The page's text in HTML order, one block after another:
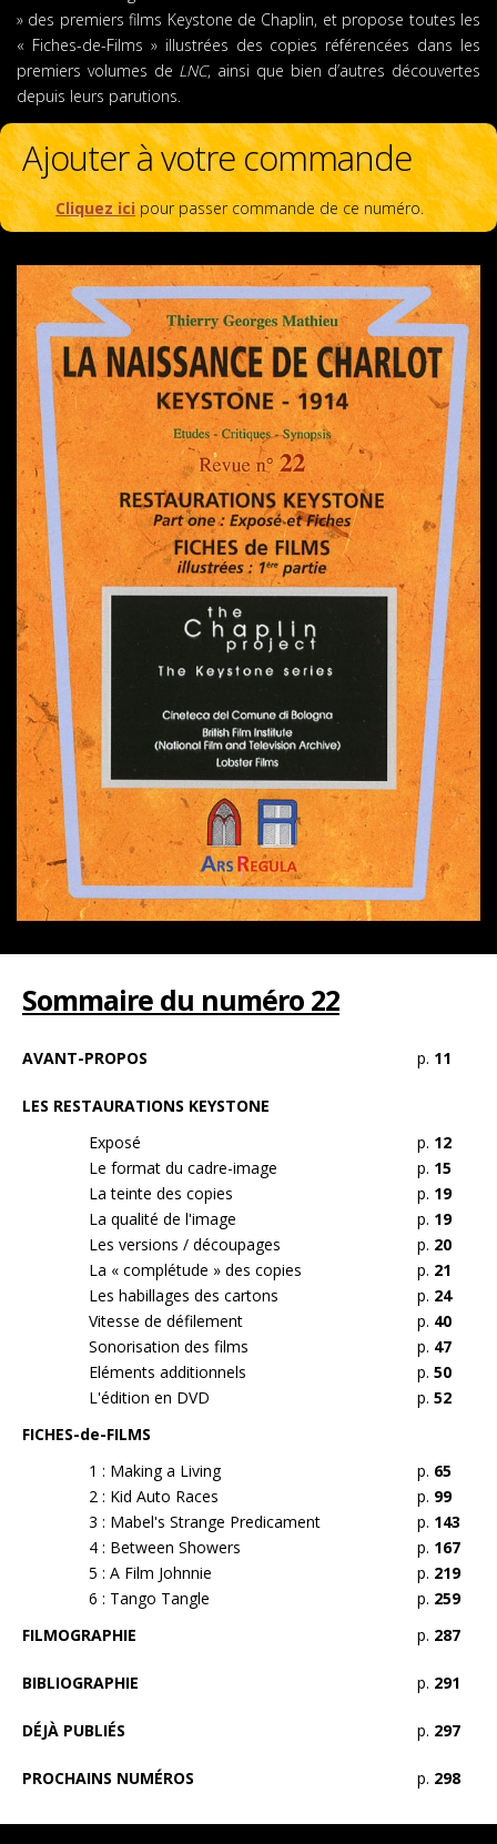
» des premiers films Keystone de Chaplin, et propose toutes les
« Fiches-de-Films » illustrées des copies référencées dans les
premiers volumes de LNC, ainsi que bien d’autres découvertes
depuis leurs parutions.
Ajouter à votre commande
Cliquez icipour passer commande de ce numéro.
Sommaire du numéro 22
AVANT-PROPOS p. 11
LES RESTAURATIONS KEYSTONE
Exposé
p. 12
Le format du cadre-image
p. 15
La teinte des copies
p. 19
La qualité de l'image
p. 19
Les versions / découpages
p. 20
La « complétude » des copies
p. 21
Les habillages des cartons
p. 24
Vitesse de défilement
p. 40
Sonorisation des films
p. 47
Eléments additionnels
p. 50
L'édition en DVD
p. 52
FICHES-de-FILMS
1 : Making a Living
p. 65
2 : Kid Auto Races
p. 99
3 : Mabel's Strange Predicament
p. 143
4 : Between Showers
p. 167
5 : A Film Johnnie
p. 219
6 : Tango Tangle
p. 259
FILMOGRAPHIE
p. 287
BIBLIOGRAPHIE p. 291
DÉJÀ PUBLIÉS p. 297
PROCHAINS NUMÉROS p. 298